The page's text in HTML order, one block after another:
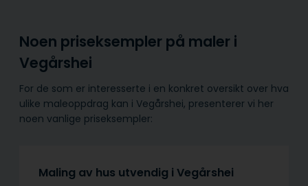
Noen priseksempler på maler i
Vegårshei
For de som er interesserte i en konkret oversikt over hva
ulike maleoppdrag kan i Vegårshei, presenterer vi her
noen vanlige priseksempler:
Maling av hus utvendig i Vegårshei